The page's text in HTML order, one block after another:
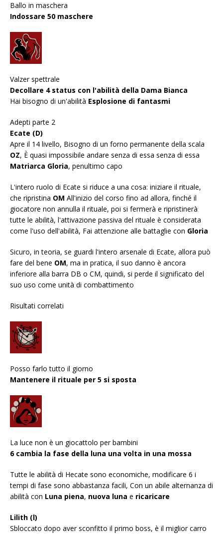
Ballo in maschera
Indossare 50 maschere
Valzer spettrale
Decollare 4 status con l'abilità della Dama Bianca
Hai bisogno di un'abilità Esplosione di fantasmi
Adepti parte 2
Ecate (D)
Apre il 14 livello, Bisogno di un forno permanente della scala
OZ, È quasi impossibile andare senza di essa senza di essa
Matriarca Gloria, penultimo capo
L'intero ruolo di Ecate si riduce a una cosa: iniziare il rituale,
che ripristina OM All'inizio del corso fino ad allora, finché il
giocatore non annulla il rituale, poi si fermerà e ripristinerà
tutte le abilità, l'attivazione passiva del rituale è considerata
come l'uso dell'abilità, Fai attenzione alle battaglie con Gloria
Sicuro, in teoria, se guardi l'intero arsenale di Ecate, allora può
fare del bene OM, ma in pratica, il suo danno è ancora
inferiore alla barra DB o CM, quindi, si perde il significato del
suo uso come unità di combattimento
Risultati correlati
Posso farlo tutto il giorno
Mantenere il rituale per 5 si sposta
La luce non è un giocattolo per bambini
6 cambia la fase della luna una volta in una mossa
Tutte le abilità di Hecate sono economiche, modificare 6 i
tempi di fase sono abbastanza facili, Con un abile alternanza di
abilità con Luna piena, nuova luna e ricaricare
Lilith (l)
Sbloccato dopo aver sconfitto il primo boss, è il miglior carro